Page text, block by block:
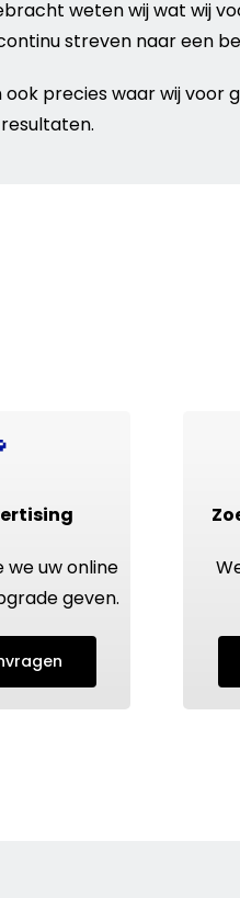
weten wij wat wij
streven naar een
precies waar wij voor
we uwonline
geven.